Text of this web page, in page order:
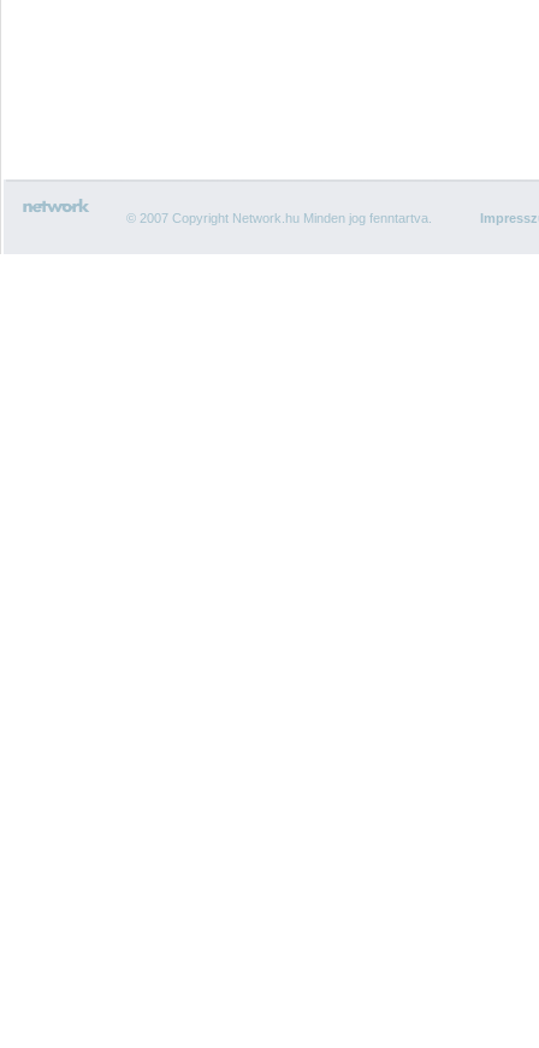
© 2007 Copyright Network.hu Minden jog fenntartva.